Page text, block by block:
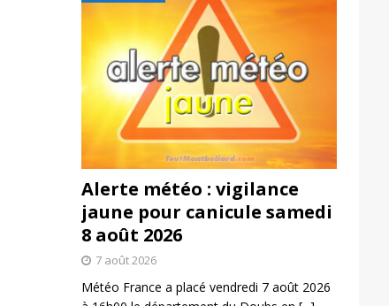
Alerte météo : vigilance
jaune pour canicule samedi
8 août 2026
7 août 2026
Météo France a placé vendredi 7 août 2026